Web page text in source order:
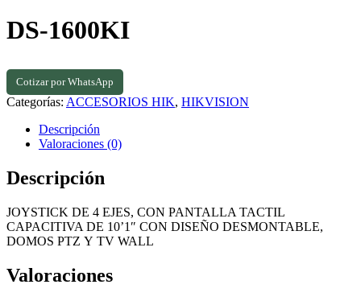
DS-1600KI
Cotizar por WhatsApp
Categorías: ACCESORIOS HIK, HIKVISION
Descripción
Valoraciones (0)
Descripción
JOYSTICK DE 4 EJES, CON PANTALLA TACTIL
CAPACITIVA DE 10’1″ CON DISEÑO DESMONTABLE,
DOMOS PTZ Y TV WALL
Valoraciones